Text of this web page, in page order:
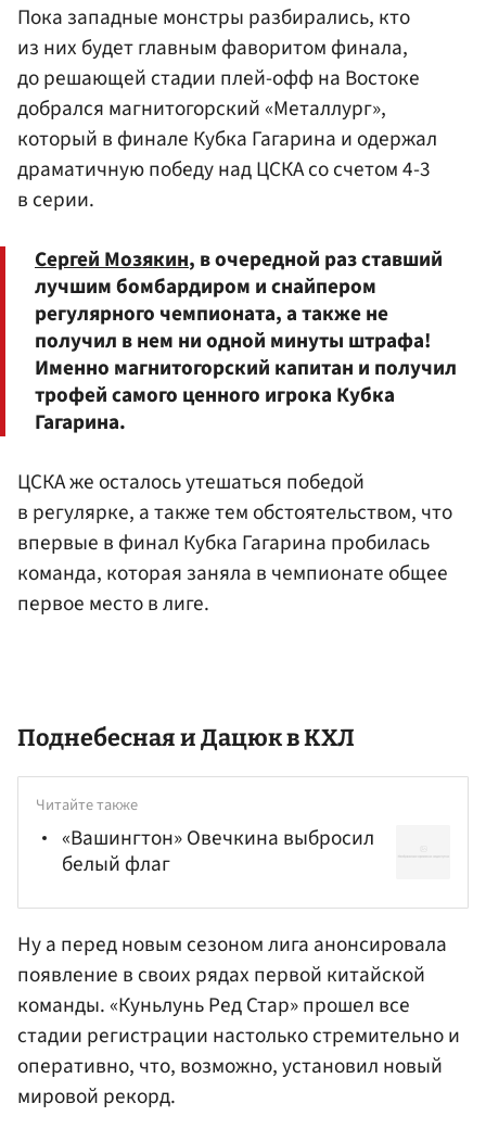
Пока западные монстры разбирались, кто
из них будет главным фаворитом финала,
до решающей стадии плей-офф на Востоке
добрался магнитогорский «Металлург»,
который в финале Кубка Гагарина и одержал
драматичную победу над ЦСКА со счетом 4-3
в серии.
Сергей Мозякин, в очередной раз ставший
лучшим бомбардиром и снайпером
регулярного чемпионата, а также не
получил в нем ни одной минуты штрафа!
Именно магнитогорский капитан и получил
трофей самого ценного игрока Кубка
Гагарина.
ЦСКА же осталось утешаться победой
в регулярке, а также тем обстоятельством, что
впервые в финал Кубка Гагарина пробилась
команда, которая заняла в чемпионате общее
первое место в лиге.
Поднебесная и Дацюк в КХЛ
Читайте также
«Вашингтон» Овечкина выбросил
белый флаг
Ну а перед новым сезоном лига анонсировала
появление в своих рядах первой китайской
команды. «Куньлунь Ред Стар» прошел все
стадии регистрации настолько стремительно и
оперативно, что, возможно, установил новый
мировой рекорд.